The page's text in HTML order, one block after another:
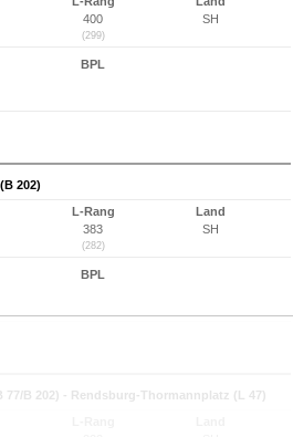
400
(299)
SH
BPL
202)
L-Rang
383
(282)
Land
SH
BPL
B 202) - Rendsburg-Thormannplatz (L 47)